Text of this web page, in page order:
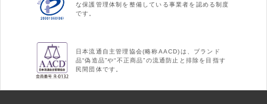
な保護管理体制を整備している事業者を認める制度
です。
日本流通自主管理協会(略称AACD)は、ブランド
品“偽造品”や“不正商品”の流通防止と排除を目指す
民間団体です。